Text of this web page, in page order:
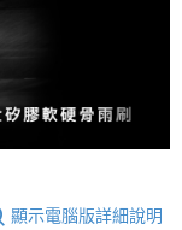
顯示電腦版詳細說明